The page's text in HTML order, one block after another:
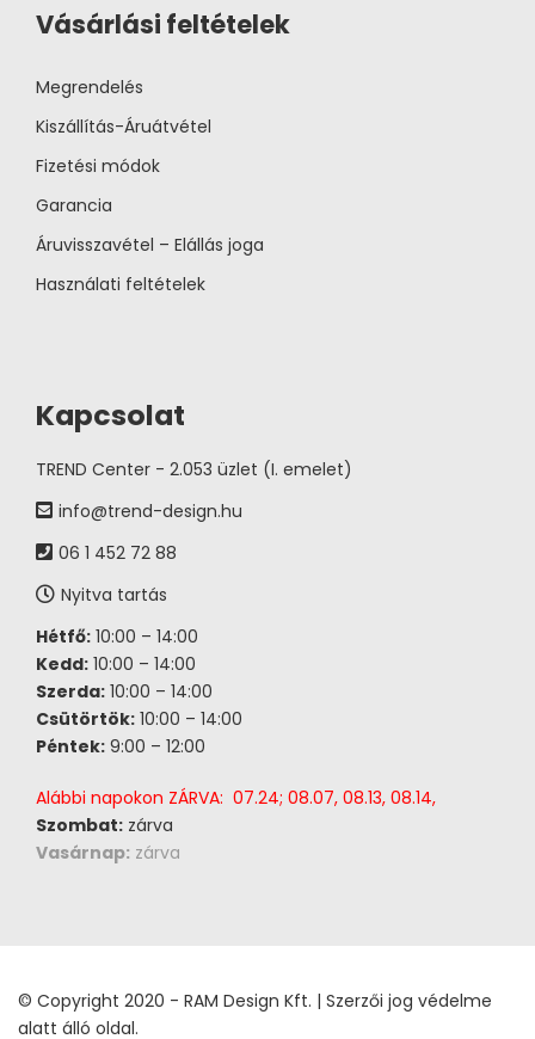
Vásárlási feltételek
Megrendelés
Kiszállítás-Áruátvétel
Fizetési módok
Garancia
Áruvisszavétel – Elállás joga
Használati feltételek
Kapcsolat
TREND Center - 2.053 üzlet (I. emelet)
info@trend-design.hu
06 1 452 72 88
Nyitva tartás
Hétfő: 10:00 – 14:00
Kedd: 10:00 – 14:00
Szerda: 10:00 – 14:00
Csütörtök: 10:00 – 14:00
Péntek: 9:00 – 12:00
Alábbi napokon ZÁRVA: 07.24; 08.07, 08.13, 08.14,
Szombat: zárva
Vasárnap: zárva
© Copyright 2020 - RAM Design Kft. | Szerzői jog védelme
alatt álló oldal.